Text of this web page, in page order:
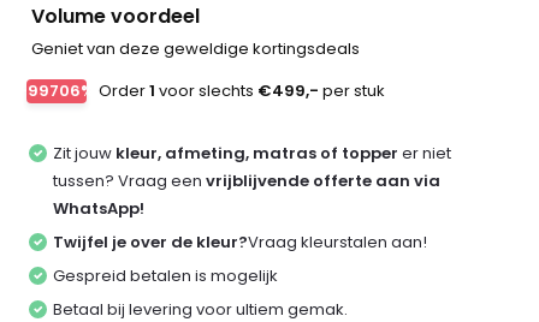
Volume voordeel
Geniet van deze geweldige kortingsdeals
-99706% Order1 voor slechts €499,- per stuk
Zit jouw kleur, afmeting, matras of topper er niet
tussen? Vraag eenvrijblijvende offerte aan via
WhatsApp!
Twijfel je over de kleur?Vraag kleurstalen aan!
Gespreid betalen is mogelijk
Betaal bij levering voor ultiem gemak.